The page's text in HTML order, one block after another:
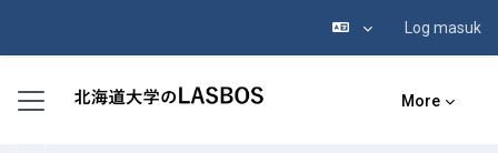
Log masuk
Side panel More